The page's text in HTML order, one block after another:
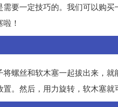
要一定技巧的。我们可以购
！
螺丝和软木塞一起拔出来，
。然后，用力旋转，软木塞就